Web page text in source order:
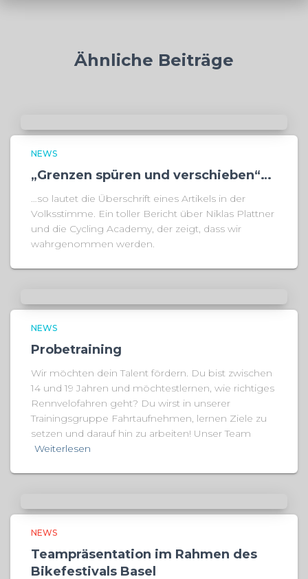
Ähnliche Beiträge
NEWS
„Grenzen spüren und verschieben“…
…so lautet die Überschrift eines Artikels in der
Volksstimme. Ein toller Bericht über Niklas Plattner
und die Cycling Academy, der zeigt, dass wir
wahrgenommen werden.
NEWS
Probetraining
Wir möchten dein Talent fördern. Du bist zwischen
14 und 19 Jahren und möchtestlernen, wie richtiges
Rennvelofahren geht? Du wirst in unserer
Trainingsgruppe Fahrtaufnehmen, lernen Ziele zu
setzen und darauf hin zu arbeiten! Unser Team
Weiterlesen
NEWS
Teampräsentation im Rahmen des
Bikefestivals Basel